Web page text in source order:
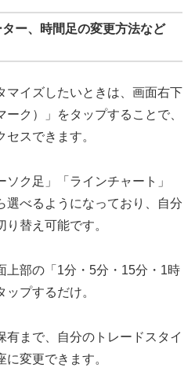
ー、時間足の変更方法など
マイズしたいときは、画面右下
ク）」をタップすることで、
スできます。
ク足」「ラインチャート」
選べるようになっており、自分
替え可能です。
上部の「1分・5分・15分・1時
プするだけ。
有まで、自分のトレードスタイ
変更できます。